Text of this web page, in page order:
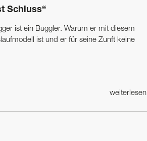
Schluss“
ist ein Buggler. Warum er mit diesem
ist und er für seine Zunft keine
weiterlesen